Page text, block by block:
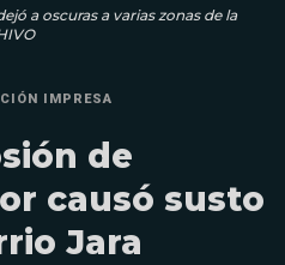
a oscuras a varias zonas de la
IMPRESA
de
causó susto
Jara